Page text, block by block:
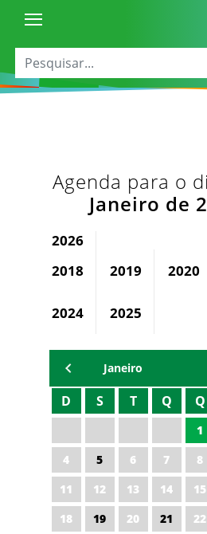
Agenda para o
Janeiro de
2026
2018
2019 2020
2024 2025
Janeiro
D S T Q Q
1
4
5 6 7 8
11
12 13 14 15
18
19 20 21 22